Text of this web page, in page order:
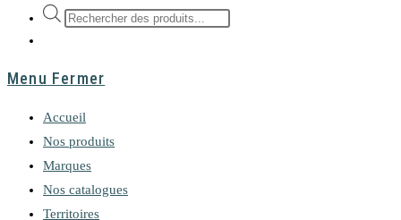
Recherche
Menu Fermer
Accueil
Nos produits
Marques
Nos catalogues
Territoires